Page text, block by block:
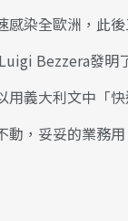
感染全歐洲，此
Bezzera發明
用義大利文中「
，妥妥的業務